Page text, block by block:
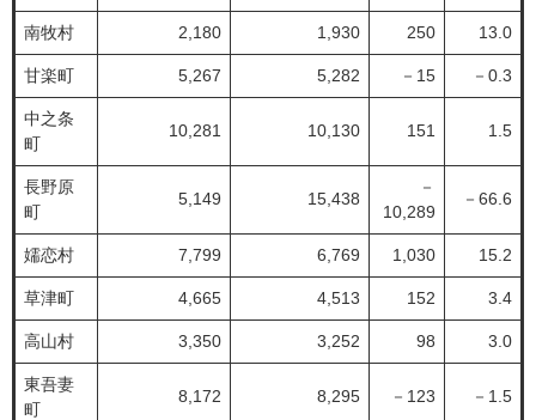
南牧村 2,180 1,930 250 13.0
甘楽町 5,267 5,282 －15 －0.3
中之条
町
10,281 10,130 151 1.5
長野原
町
5,149 15,438
－
10,289
－66.6
嬬恋村 7,799 6,769 1,030 15.2
草津町 4,665 4,513 152 3.4
高山村 3,350 3,252 98 3.0
東吾妻
町
8,172 8,295 －123 －1.5